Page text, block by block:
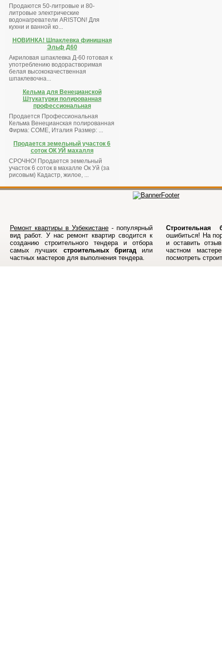
Продаются 50-литровые и 80-
литровые электрические
водонагреватели ARISTON! Для
кухни и ванной ко...
НОВИНКА! Шпаклевка финишная
Эльф Д60
Акриловая шпаклевка Д-60 готовая к
употреблению водорастворимая
белая высококачественная
шпаклевочна...
Кельма для Венецианской
Штукатурки полированная
профессиональная
Продается Профессиональная
Кельма Венецианская полированная
Фирма: COME, Италия Размер: ...
Продается земельный участок 6
соток ОК УЙ махалля
СРОЧНО! Продается земельный
участок 6 соток в махалле Ок Уй (за
рисовым) Кадастр, жилое, ...
Ремонт квартиры в Узбекистане - популярный
вид работ. У нас ремонт квартир сводится к
созданию строительного тендера и отбора
самых лучших строительных бригадили
частных мастеров для выполнения тендера.
Строительная
ошибиться! На
и оставить
частном
посмотреть